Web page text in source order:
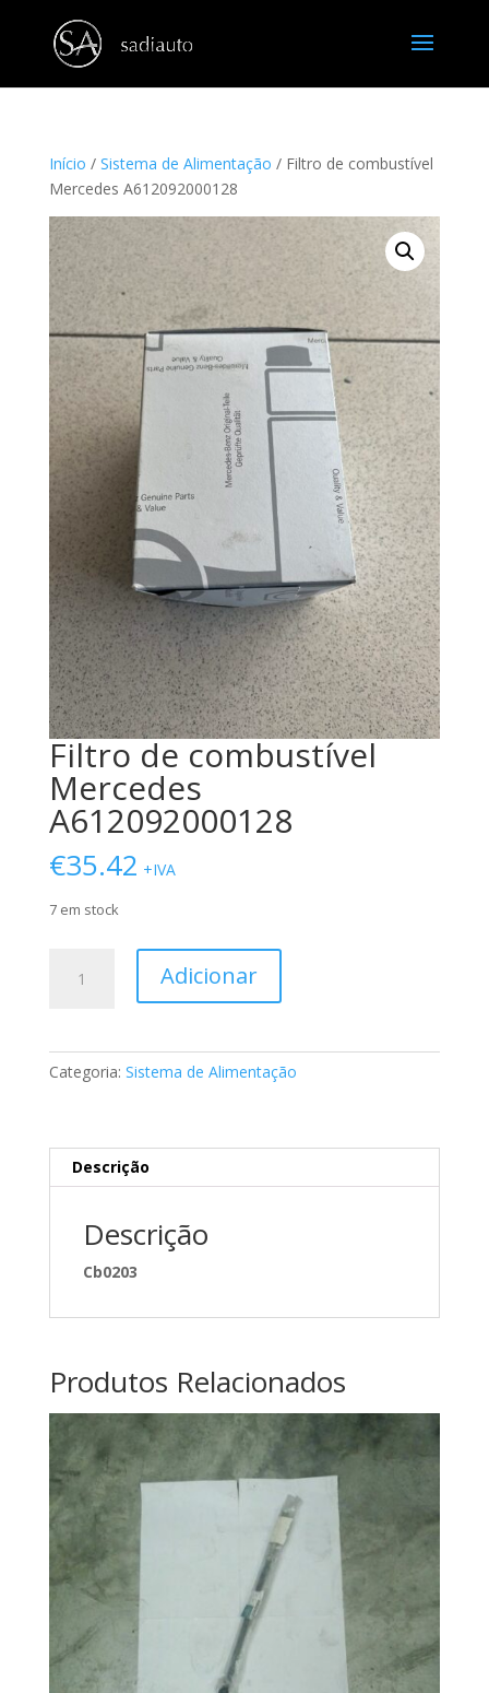
Início / Sistema de Alimentação / Filtro de combustível
Mercedes A612092000128
Filtro de combustível
Mercedes
A612092000128
€35.42 +IVA
7 em stock
Mercedes
Adicionar
Categoria: Sistema de Alimentação
Descrição
Descrição
Cb0203
Produtos Relacionados